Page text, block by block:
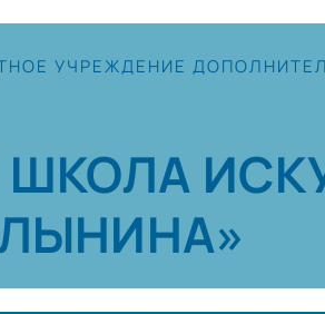
УЧРЕЖДЕНИЕ
ШКОЛА